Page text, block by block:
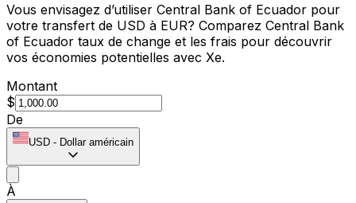
Vous envisagez d’utiliser Central Bank of Ecuador pour
votre transfert de USD à EUR? Comparez Central Bank
of Ecuador taux de change et les frais pour découvrir
vos économies potentielles avec Xe.
Montant
$
De
USD - Dollar américain
À